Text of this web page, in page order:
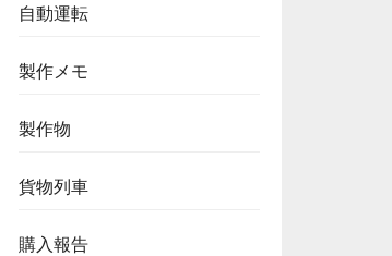
自動運転
製作メモ
製作物
貨物列車
購入報告